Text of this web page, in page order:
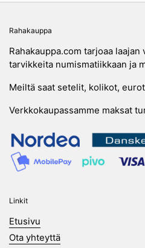
Rahakauppa
Rahakauppa.com tarjoaa
tarvikkeita numismatiikkaan ja
Meiltä saat setelit, kolikot,
Verkkokaupassamme maksat
Linkit
Etusivu
Ota yhteyttä